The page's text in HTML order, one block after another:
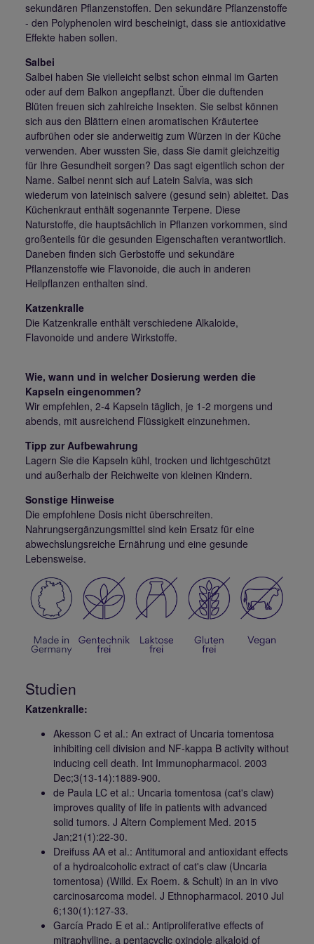
sekundären Pflanzenstoffen. Den sekundäre Pflanzenstoffe
- den Polyphenolen wird bescheinigt, dass sie antioxidative
Effekte haben sollen.
Salbei
Salbei haben Sie vielleicht selbst schon einmal im Garten
oder auf dem Balkon angepflanzt. Über die duftenden
Blüten freuen sich zahlreiche Insekten. Sie selbst können
sich aus den Blättern einen aromatischen Kräutertee
aufbrühen oder sie anderweitig zum Würzen in der Küche
verwenden. Aber wussten Sie, dass Sie damit gleichzeitig
für Ihre Gesundheit sorgen? Das sagt eigentlich schon der
Name. Salbei nennt sich auf Latein Salvia, was sich
wiederum von lateinisch salvere (gesund sein) ableitet. Das
Küchenkraut enthält sogenannte Terpene. Diese
Naturstoffe, die hauptsächlich in Pflanzen vorkommen, sind
großenteils für die gesunden Eigenschaften verantwortlich.
Daneben finden sich Gerbstoffe und sekundäre
Pflanzenstoffe wie Flavonoide, die auch in anderen
Heilpflanzen enthalten sind.
Katzenkralle
Die Katzenkralle enthält verschiedene Alkaloide,
Flavonoide und andere Wirkstoffe.
Wie, wann und in welcher Dosierung werden die
Kapseln eingenommen?
Wir empfehlen, 2-4 Kapseln täglich, je 1-2 morgens und
abends, mit ausreichend Flüssigkeit einzunehmen.
Tipp zur Aufbewahrung
Lagern Sie die Kapseln kühl, trocken und lichtgeschützt
und außerhalb der Reichweite von kleinen Kindern.
Sonstige Hinweise
Die empfohlene Dosis nicht überschreiten.
Nahrungsergänzungsmittel sind kein Ersatz für eine
abwechslungsreiche Ernährung und eine gesunde
Lebensweise.
Studien
Katzenkralle:
Akesson C et al.: An extract of Uncaria tomentosa
inhibiting cell division and NF-kappa B activity without
inducing cell death. Int Immunopharmacol. 2003
Dec;3(13-14):1889-900.
de Paula LC et al.: Uncaria tomentosa (cat's claw)
improves quality of life in patients with advanced
solid tumors. J Altern Complement Med. 2015
Jan;21(1):22-30.
Dreifuss AA et al.: Antitumoral and antioxidant effects
of a hydroalcoholic extract of cat's claw (Uncaria
tomentosa) (Willd. Ex Roem. & Schult) in an in vivo
carcinosarcoma model. J Ethnopharmacol. 2010 Jul
6;130(1):127-33.
García Prado E et al.: Antiproliferative effects of
mitraphylline, a pentacyclic oxindole alkaloid of